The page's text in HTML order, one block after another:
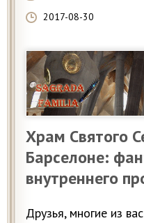
2017-08-30
Храм Святого
Барселоне:
внутреннего
Друзья, многие из